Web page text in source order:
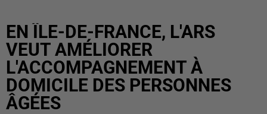
EN ÎLE-DE-FRANCE, L'ARS
VEUT AMÉLIORER
L'ACCOMPAGNEMENT À
DOMICILE DES PERSONNES
ÂGÉES